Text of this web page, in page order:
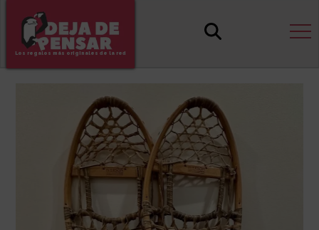
Los regalos más originales de la red